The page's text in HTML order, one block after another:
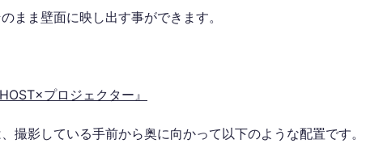
まま壁面に映し出す事ができます。
プロジェクター』
撮影している手前から奥に向かって以下のような配置です。